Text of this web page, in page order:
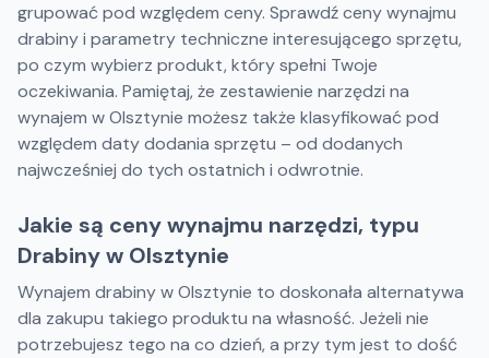
grupować pod względem ceny. Sprawdź ceny wynajmu
drabiny i parametry techniczne interesującego sprzętu,
po czym wybierz produkt, który spełni Twoje
oczekiwania. Pamiętaj, że zestawienie narzędzi na
wynajem w Olsztynie możesz także klasyfikować pod
względem daty dodania sprzętu – od dodanych
najwcześniej do tych ostatnich i odwrotnie.
Jakie są ceny wynajmu narzędzi, typu
Drabiny w Olsztynie
Wynajem drabiny w Olsztynie to doskonała alternatywa
dla zakupu takiego produktu na własność. Jeżeli nie
potrzebujesz tego na co dzień, a przy tym jest to dość